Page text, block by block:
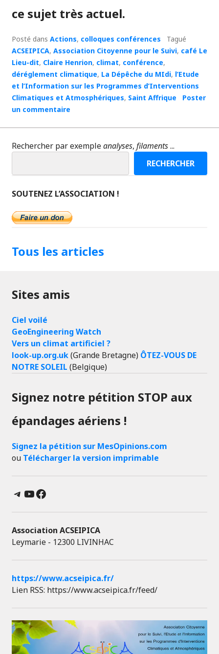
ce sujet très actuel.
Posté dans Actions, colloques conférences
Tagué
ACSEIPICA, Association Citoyenne pour le Suivi, café Le
Lieu-dit, Claire Henrion, climat, conférence,
déréglement climatique, La Dépêche du MIdi, l’Etude
et l’Information sur les Programmes d’Interventions
Climatiques et Atmosphériques, Saint Affrique
Poster
un commentaire
Rechercher par exempleanalyses, filaments...
RECHERCHER
SOUTENEZ L’ASSOCIATION !
Tous les articles
Sites amis
Ciel voilé
GeoEngineering Watch
Vers un climat artificiel ?
look-up.org.uk(Grande Bretagne) ÔTEZ-VOUS DE
NOTRE SOLEIL (Belgique)
Signez notre pétition STOP aux
épandages aériens !
Signez la pétition sur MesOpinions.com
ou Télécharger la version imprimable
Telegram
YouTube
Facebook
Association ACSEIPICA
Leymarie - 12300 LIVINHAC
https://www.acseipica.fr/
Lien RSS: https://www.acseipica.fr/feed/